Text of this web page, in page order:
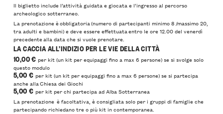
Il biglietto include l’attività guidata e giocata e l’ingresso al percorso
archeologico sotterraneo.
La prenotazione è obbligatoria (numero di partecipanti minimo 8 /massimo 20,
tra adulti e bambini) e deve essere effettuata entro le ore 12.00 del venerdì
precedente alla data che si vuole prenotare.
LA CACCIA ALL’INDIZIO PER LE VIE DELLA CITTÀ
10,00 €per kit (un kit per equipaggi fino a max 6 persone) se si svolge solo
questo modulo
5,00 € per kit (un kit per equipaggi fino a max 6 persone) se si partecipa
anche alla Chiesa dei Giochi
5,00 € per kit per chi partecipa ad Alba Sotterranea
La prenotazione è facoltativa, è consigliata solo per i gruppi di famiglie che
partecipando richiedano tre o più kit in contemporanea.